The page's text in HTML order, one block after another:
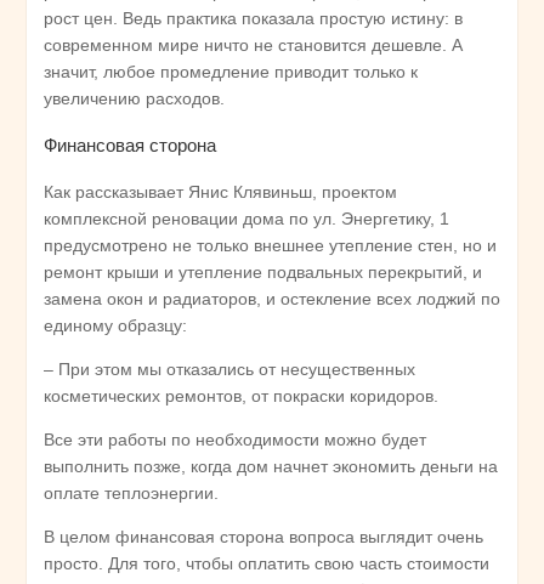
рост цен. Ведь практика показала простую истину: в
современном мире ничто не становится дешевле. А
значит, любое промедление приводит только к
увеличению расходов.
Финансовая сторона
Как рассказывает Янис Клявиньш, проектом
комплексной реновации дома по ул. Энергетику, 1
предусмотрено не только внешнее утепление стен, но и
ремонт крыши и утепление подвальных перекрытий, и
замена окон и радиаторов, и остекление всех лоджий по
единому образцу:
– При этом мы отказались от несущественных
косметических ремонтов, от покраски коридоров.
Все эти работы по необходимости можно будет
выполнить позже, когда дом начнет экономить деньги на
оплате теплоэнергии.
В целом финансовая сторона вопроса выглядит очень
просто. Для того, чтобы оплатить свою часть стоимости